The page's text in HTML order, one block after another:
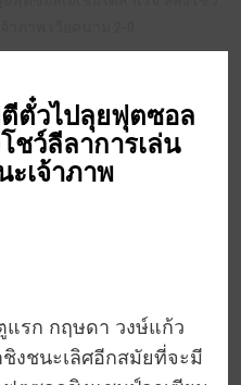
ตั๋วไปลุยฟุตซอล
ชว์ลีลาการเล่น
ะเจ้าภาพ
แรก กฤษดา วงษ์แก้ว
งชนะเลิศอีกสมัยที่จะมี